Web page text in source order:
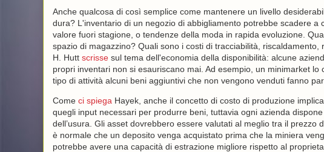
Anche qualcosa di così semplice come mantenere un livello
dura? L'inventario di un negozio di abbigliamento potrebbe scadere
valore fuori stagione, o tendenze della moda in rapida evoluzione.
spazio di magazzino? Quali sono i costi di tracciabilità,
H. Hutt scrissesul tema dell'economia della disponibilità: alcune
propri inventari non si esauriscano mai. Ad esempio, un minimarket
tipo di attività alcuni beni aggiuntivi che non vengono venduti fanno
Come ci spiega Hayek, anche il concetto di costo di produzione
quegli input necessari per produrre beni, tuttavia ogni azienda
dell’usura. Gli asset dovrebbero essere valutati al meglio tra il
è normale che un deposito venga acquistato prima che la miniera
potrebbe avere una capacità di estrazione migliore rispetto al